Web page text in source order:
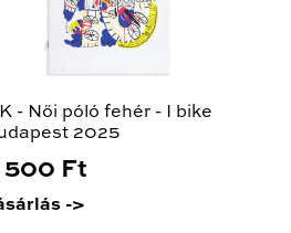
- Női póló fehér - I bike
2025
500 Ft
->